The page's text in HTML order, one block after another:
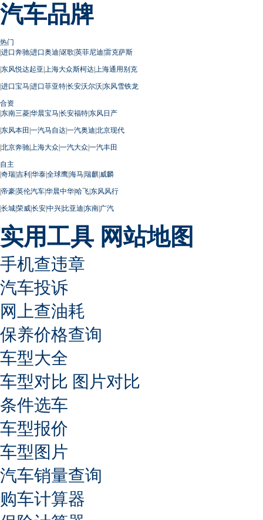
汽车品牌
热门
|进口奔驰|进口奥迪|讴歌|英菲尼迪|雷克萨斯
|东风悦达起亚| 上海大众斯柯达| 上海通用别克
|进口宝马|进口菲亚特|长安沃尔沃|东风雪铁龙
合资
|东南三菱|华晨宝马|长安福特|东风日产
|东风本田 |一汽马自达|一汽奥迪|北京现代
|北京奔驰| 上海大众|一汽大众|一汽丰田
自主
|奇瑞|吉利|华泰|全球鹰|海马|瑞麒|威麟
|帝豪|英伦汽车|华晨中华|哈飞|东风风行
|长城|荣威|长安|中兴|比亚迪|东南|广汽
实用工具 网站地图
手机查违章
汽车投诉
网上查油耗
保养价格查询
车型大全
车型对比 图片对比
条件选车
车型报价
车型图片
汽车销量查询
购车计算器